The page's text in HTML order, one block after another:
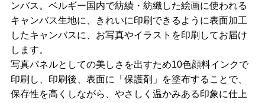
ンバス。ベルギー国内で紡績・紡織した絵画に使われる
キャンバス生地に、きれいに印刷できるように表面加工
したキャンバスに、お写真やイラストを印刷してお届け
します。
写真パネルとしての美しさを出すため10色顔料インクで
印刷し、印刷後、表面に「保護剤」を塗布することで、
保存性を高くしながら、やさしく温かみある印象に仕上